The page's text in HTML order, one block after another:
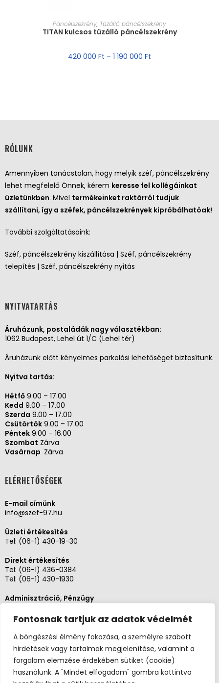
Fontosnak tartjuk az adatok védelmét
A böngészési élmény fokozása, a személyre szabott
hirdetések vagy tartalmak megjelenítése, valamint a
forgalom elemzése érdekében sütiket (cookie)
használunk. A "Mindet elfogadom" gombra kattintva
MÉRET VÁLASZTÁSA
Páncélszekrény, Tűzálló páncélszekrény
TITAN kulcsos tűzálló páncélszekrény
420 000 Ft – 1 190 000 Ft
RÓLUNK
Amennyiben tanácstalan, hogy melyik széf, páncélszekrény
lehet megfelelő Önnek, kérem keresse fel kollégáinkat
üzletünkben. Mivel termékeinket raktárról tudjuk
szállítani, így a széfek, páncélszekrények kipróbálhatóak!
További szolgáltatásaink:
Széf, páncélszekrény kiszállítása | Széf, páncélszekrény
telepítés | Széf, páncélszekrény nyitás
NYITVATARTÁS
Áruházunk, postaládák nagy választékban:
1062 Budapest, Lehel út 1/C (Lehel tér)
Áruházunk előtt kényelmes parkolási lehetőséget biztosítunk.
Nyitva tartás:
Hétfő 9.00 – 17.00
Kedd 9.00 – 17.00
Szerda 9.00 – 17.00
Csütörtök 9.00 – 17.00
Péntek 9.00 – 16.00
Szombat Zárva
Vasárnap Zárva
ELÉRHETŐSÉGEK
E-mail címünk
info@szef-97.hu
Üzleti értékesítés
Tel: (06-1) 430-19-30
Direkt értékesítés
Tel: (06-1) 436-0384
Tel: (06-1) 430-1930
Adminisztráció, Pénzügy
Szerviz és karbantartás
Tel: (06-20)3268654
Tel: (06-1) 436-0384